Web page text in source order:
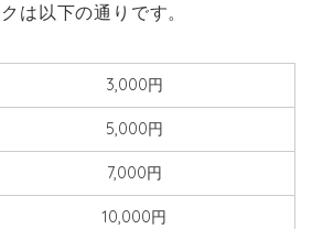
は以下の通りです。
3,000円
5,000円
7,000円
10,000円